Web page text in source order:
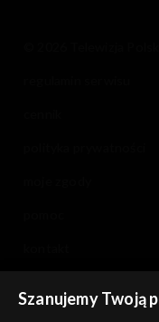
Szanujemy Twoją